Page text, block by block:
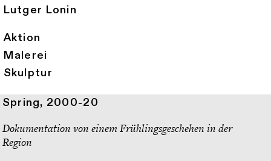
Lutger Lonin
Aktion
Malerei
Skulptur
Spring, 2000-20
Dokumentation von einem Frühlingsgeschehen in der
Region